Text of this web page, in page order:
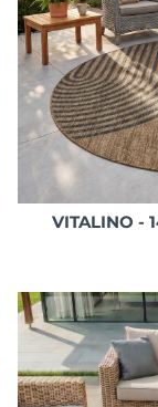
VITALINO -